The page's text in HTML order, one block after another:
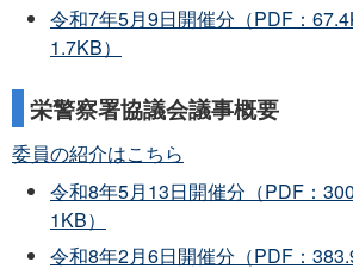
令和7年5月9日開催分（PDF：
1.7KB）
栄警察署協議会議事概要
委員の紹介はこちら
令和8年5月13日開催分（PDF：
1KB）
令和8年2月6日開催分（PDF：